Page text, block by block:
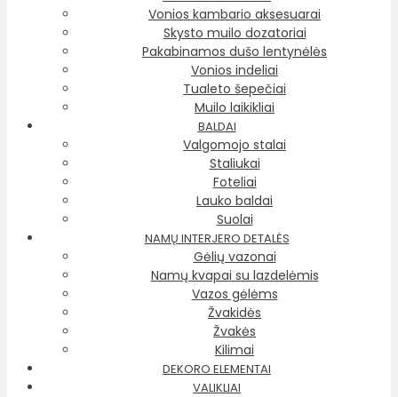
Vonios kambario aksesuarai
Skysto muilo dozatoriai
Pakabinamos dušo lentynėlės
Vonios indeliai
Tualeto šepečiai
Muilo laikikliai
BALDAI
Valgomojo stalai
Staliukai
Foteliai
Lauko baldai
Suolai
NAMŲ INTERJERO DETALĖS
Gėlių vazonai
Namų kvapai su lazdelėmis
Vazos gėlėms
Žvakidės
Žvakės
Kilimai
DEKORO ELEMENTAI
VALIKLIAI